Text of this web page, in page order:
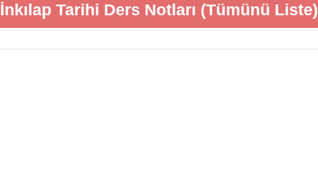
İnkılap Tarihi Ders Notları (Tümünü Liste)